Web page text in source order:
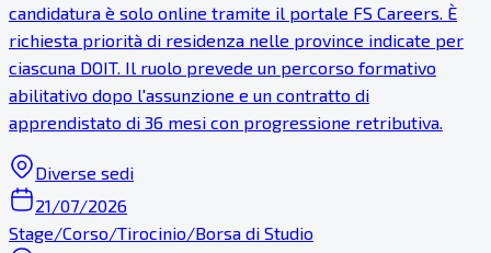
candidatura è solo online tramite il portale FS Careers. È
richiesta priorità di residenza nelle province indicate per
ciascuna DOIT. Il ruolo prevede un percorso formativo
abilitativo dopo l'assunzione e un contratto di
apprendistato di 36 mesi con progressione retributiva.
Diverse sedi
21/07/2026
Stage/Corso/Tirocinio/Borsa di Studio